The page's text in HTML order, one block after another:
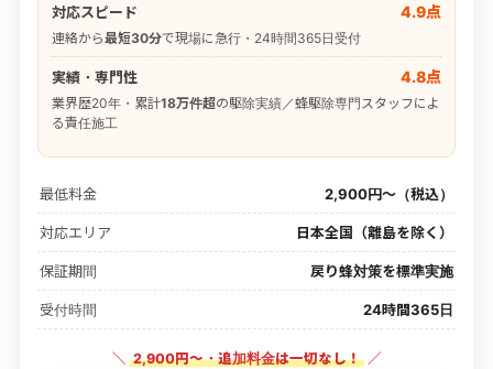
対応スピード 4.9点
連絡から最短30分で現場に急行・24時間365日受付
実績・専門性 4.8点
業界歴20年・累計18万件超の駆除実績／蜂駆除専門スタッフによ
る責任施工
最低料金 2,900円〜（税込）
対応エリア 日本全国（離島を除く）
保証期間 戻り蜂対策を標準実施
受付時間 24時間365日
＼ 2,900円〜・追加料金は一切なし！ ／